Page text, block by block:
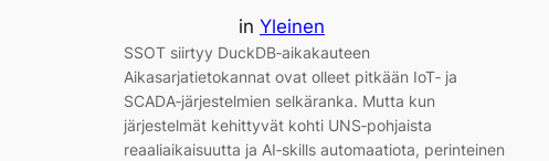
in Yleinen
SSOT siirtyy DuckDB‑aikakauteen
Aikasarjatietokannat ovat olleet pitkään IoT‑ ja
SCADA‑järjestelmien selkäranka. Mutta kun
järjestelmät kehittyvät kohti UNS‑pohjaista
reaaliaikaisuutta ja AI‑skills automaatiota, perinteinen